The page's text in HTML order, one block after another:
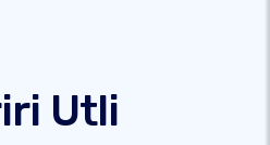
Utli